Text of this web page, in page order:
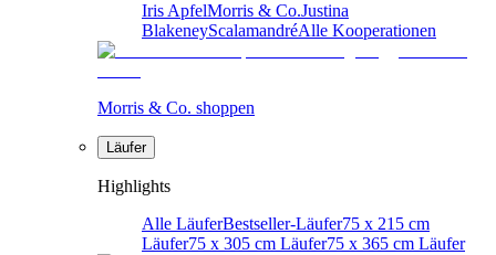
Iris ApfelMorris & Co.Justina
BlakeneyScalamandréAlle Kooperationen
Morris & Co. shoppen
Läufer
Highlights
Alle LäuferBestseller-Läufer75 x 215 cm
Läufer75 x 305 cm Läufer75 x 365 cm Läufer